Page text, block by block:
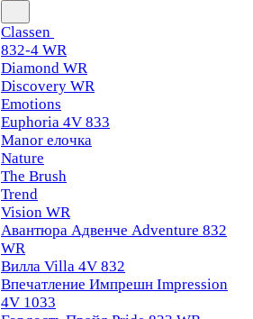
Classen
832-4 WR
Diamond WR
Discovery WR
Emotions
Euphoria 4V 833
Manor елочка
Nature
The Brush
Trend
Vision WR
Авантюра Адвенче Adventure 832
WR
Вилла Villa 4V 832
Впечатление Импрешн Impression
4V 1033